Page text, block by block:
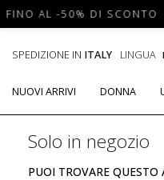
FINO AL -50% DI
SPEDIZIONE IN ITALY LINGUA
NUOVI ARRIVI DONNA
Solo in negozio
PUOI TROVARE